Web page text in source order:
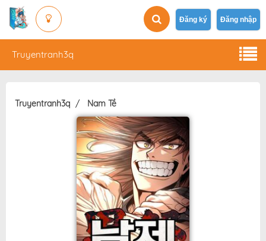
Đăng ký Đăng nhập
Truyentranh3q
Truyentranh3q Nam Tề